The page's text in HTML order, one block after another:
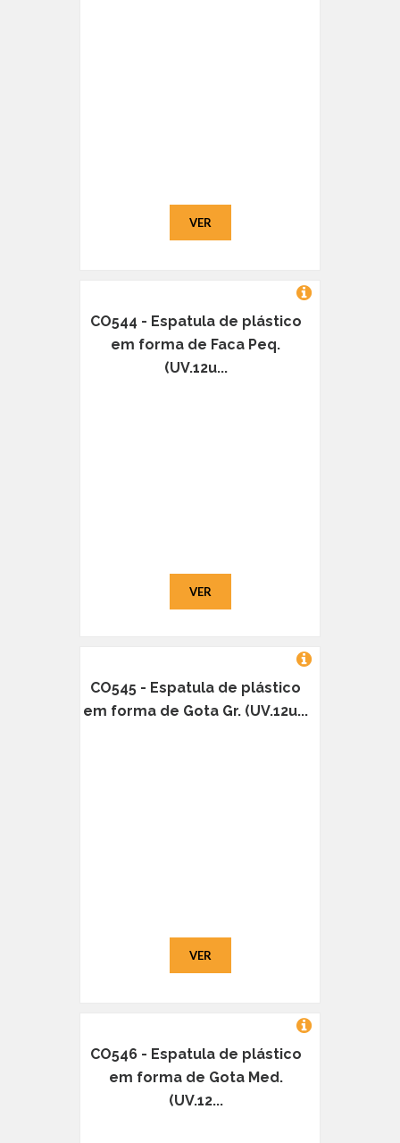
VER
CO544 - Espatula de plástico
em forma de Faca Peq.
(UV.12u...
VER
CO545 - Espatula de plástico
em forma de Gota Gr. (UV.12u...
VER
CO546 - Espatula de plástico
em forma de Gota Med.
(UV.12...